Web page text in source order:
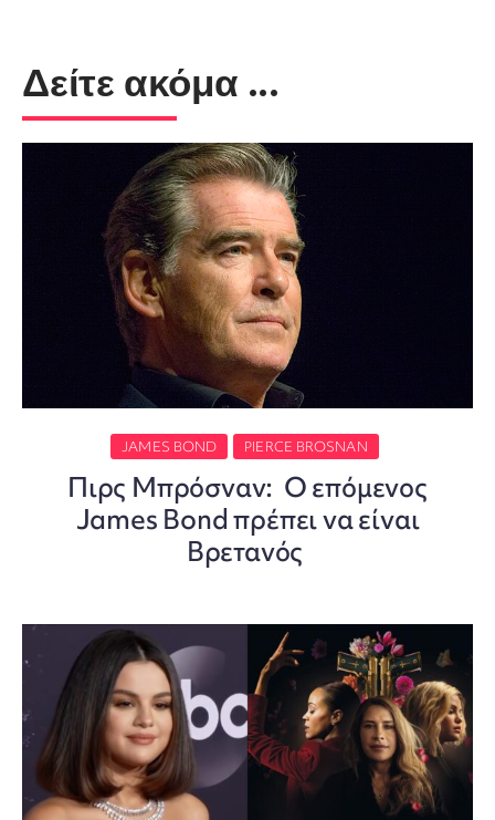
Δείτε ακόμα ...
JAMES BOND PIERCE BROSNAN
Πιρς Μπρόσναν: Ο επόμενος
James Bond πρέπει να είναι
Βρετανός